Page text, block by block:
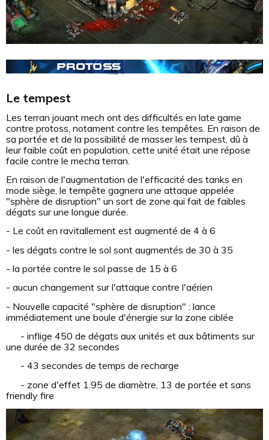
Le tempest
Les terran jouant mech ont des difficultés en late game
contre protoss, notament contre les tempêtes. En raison de
sa portée et de la possibilité de masser les tempest, dû à
leur faible coût en population, cette unité était une répose
facile contre le mecha terran.
En raison de l'augmentation de l'efficacité des tanks en
mode siège, le tempête gagnera une attaque appelée
"sphère de disruption" un sort de zone qui fait de faibles
dégats sur une longue durée.
- Le coût en ravitallement est augmenté de 4 à 6
- les dégats contre le sol sont augmentés de 30 à 35
- la portée contre le sol passe de 15 à 6
- aucun changement sur l'attaque contre l'aérien
- Nouvelle capacité "sphère de disruption" : lance
immédiatement une boule d'énergie sur la zone ciblée
- inflige 450 de dégats aux unités et aux bâtiments sur
une durée de 32 secondes
- 43 secondes de temps de recharge
- zone d'effet 1.95 de diamètre, 13 de portée et sans
friendly fire